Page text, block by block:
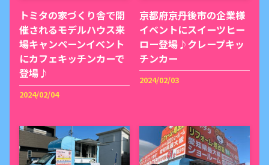
トミタの家づくり舎で開
催されるモデルハウス来
場キャンペーンイベント
にカフェキッチンカーで
登場♪
2024/02/04
京都府京丹後市の企業様
イベントにスイーツヒー
ロー登場♪クレープキッ
チンカー
2024/02/03